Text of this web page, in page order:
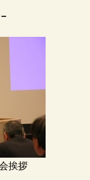
挨拶